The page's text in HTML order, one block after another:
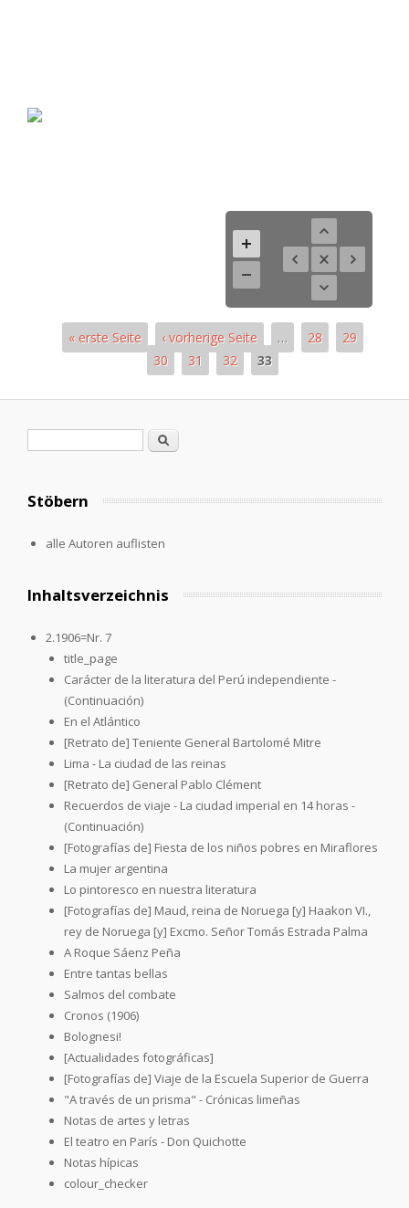
« erste Seite ‹ vorherige Seite … 28
29
30
31 32 33
Search
Stöbern
alle Autoren auflisten
Inhaltsverzeichnis
2.1906=Nr. 7
title_page
Carácter de la literatura del Perú independiente -
(Continuación)
En el Atlántico
[Retrato de] Teniente General Bartolomé Mitre
Lima - La ciudad de las reinas
[Retrato de] General Pablo Clément
Recuerdos de viaje - La ciudad imperial en 14 horas -
(Continuación)
[Fotografías de] Fiesta de los niños pobres en Miraflores
La mujer argentina
Lo pintoresco en nuestra literatura
[Fotografías de] Maud, reina de Noruega [y] Haakon VI.,
rey de Noruega [y] Excmo. Señor Tomás Estrada Palma
A Roque Sáenz Peña
Entre tantas bellas
Salmos del combate
Cronos (1906)
Bolognesi!
[Actualidades fotográficas]
[Fotografías de] Viaje de la Escuela Superior de Guerra
"A través de un prisma" - Crónicas limeñas
Notas de artes y letras
El teatro en París - Don Quichotte
Notas hípicas
colour_checker